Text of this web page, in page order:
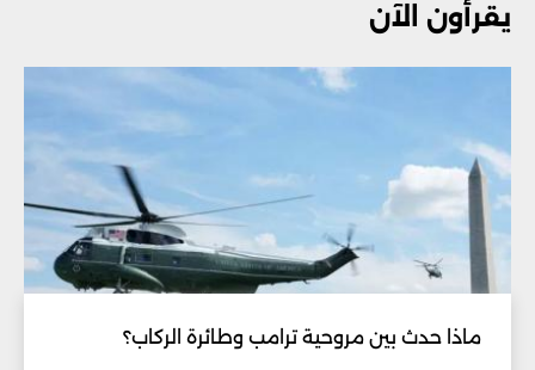
يقرأون الآن
ماذا حدث بين مروحية ترامب وطائرة الركاب؟